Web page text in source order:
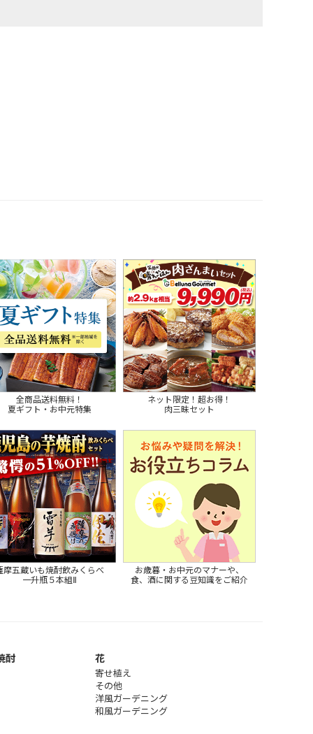
全商品送料無料！
夏ギフト・お中元特集
ネット限定！超お得！
肉三昧セット
摩五蔵いも焼酎飲みくらべ
一升瓶５本組Ⅱ
お歳暮・お中元のマナーや、
食、酒に関する豆知識をご紹介
酎 花
寄せ植え
その他
洋風ガーデニング
和風ガーデニング